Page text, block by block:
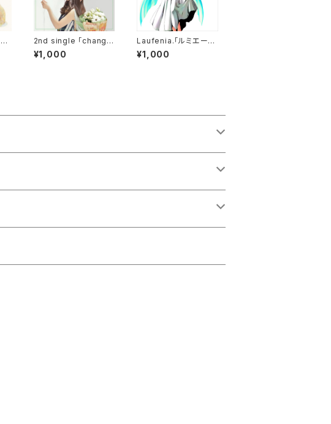
2nd single 「change
my life / サヨナラ」
¥1,000
Laufenia.「ルミエー
ル」
¥1,000